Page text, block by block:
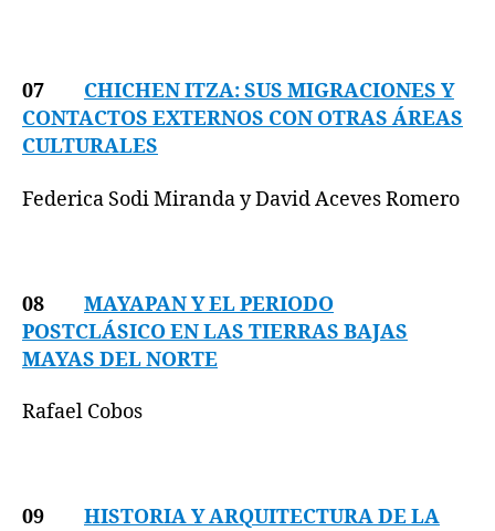
07
CHICHEN ITZA: SUS MIGRACIONES Y
CONTACTOS EXTERNOS CON OTRAS ÁREAS
CULTURALES
Federica Sodi Miranda y David Aceves Romero
08
MAYAPAN Y EL PERIODO
POSTCLÁSICO EN LAS TIERRAS BAJAS
MAYAS DEL NORTE
Rafael Cobos
09 HISTORIA Y ARQUITECTURA DE LA